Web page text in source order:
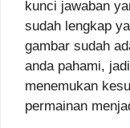
kunci jawaban
sudah lengkap
gambar sudah
anda pahami,
menemukan
permainan